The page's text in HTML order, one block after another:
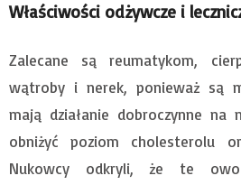
Właściwości odżywcze i
Zalecane są reumatykom,
wątroby i nerek, ponieważ są
mają działanie dobroczynne na
obniżyć poziom cholesterolu
Nukowcy odkryli, że te